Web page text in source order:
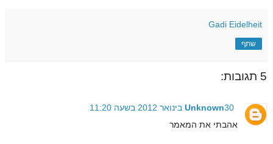
Gadi Eidelheit
שתף
5 תגובות:
Unknown30 בינואר 2012 בשעה 11:20
אהבתי את המאמר